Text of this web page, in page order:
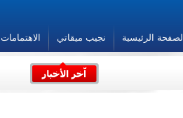
الصفحة الرئيسية نجيب ميقاتي الاهتمامات